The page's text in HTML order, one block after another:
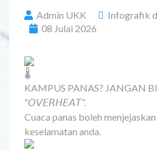
Admin UKK
Infografik
08 Julai 2026
KAMPUS PANAS? JANGAN
“𝘖𝘝𝘌𝘙𝘏𝘌𝘈𝘛”.
Cuaca panas boleh
keselamatan anda.